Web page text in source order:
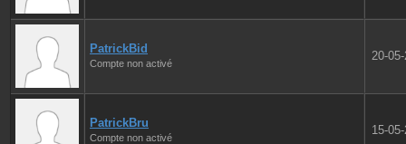
PatrickBid
Compte non activé
20-
PatrickBru
Compte non activé
15-